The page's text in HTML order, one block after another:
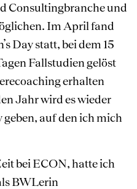
Consultingbranche und
Im April fand
Day statt, bei dem 15
Fallstudien gelöst
erhalten
Jahr wird es wieder
geben, auf den ich mich
bei ECON, hatte ich
BWLerin